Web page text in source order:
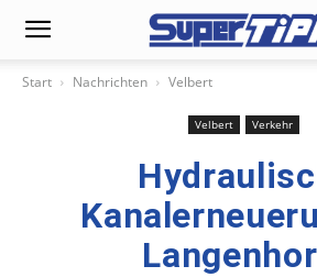
Start Nachrichten Velbert
Velbert Verkehr